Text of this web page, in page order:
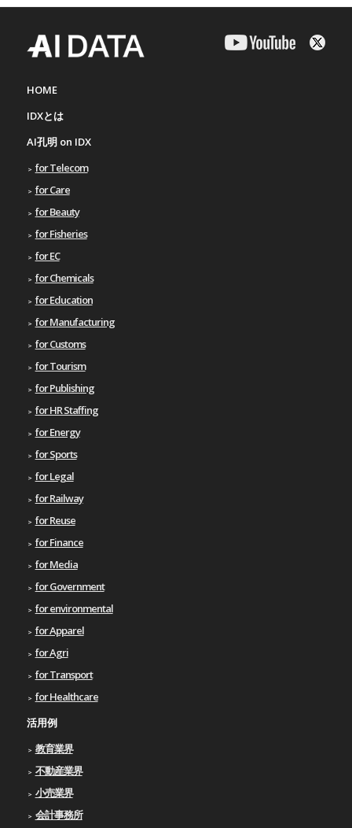
HOME
IDXとは
AI孔明 on IDX
for Telecom
for Care
for Beauty
for Fisheries
for EC
for Chemicals
for Education
for Manufacturing
for Customs
for Tourism
for Publishing
for HR Staffing
for Energy
for Sports
for Legal
for Railway
for Reuse
for Finance
for Media
for Government
for environmental
for Apparel
for Agri
for Transport
for Healthcare
活用例
教育業界
不動産業界
小売業界
会計事務所